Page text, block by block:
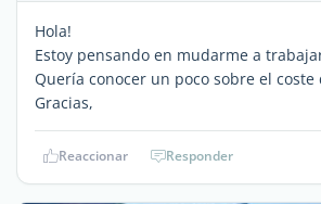
Hola!
Estoy pensando en mudarme a
Quería conocer un poco sobre el coste
Gracias,
Reaccionar Responder